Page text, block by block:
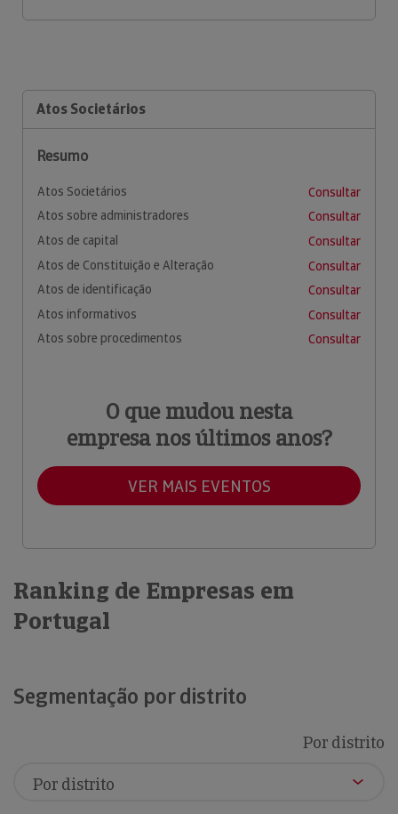
Atos Societários
Resumo
Atos Societários
Consultar
Atos sobre administradores
Consultar
Atos de capital
Consultar
Atos de Constituição e Alteração
Consultar
Atos de identificação
Consultar
Atos informativos
Consultar
Atos sobre procedimentos
Consultar
O que mudou nesta
empresa nos últimos anos?
VER MAIS EVENTOS
Ranking de Empresas em
Portugal
Segmentação por distrito
Por distrito